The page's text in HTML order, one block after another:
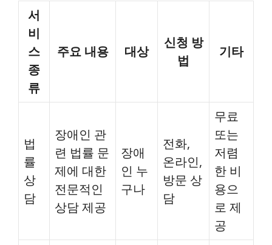
서
비
스
종
류
주요 내용 대상
신청 방
법
기타
법
률
상
담
장애인 관
련 법률 문
제에 대한
전문적인
상담 제공
장애
인 누
구나
전화,
온라인,
방문 상
담
무료
또는
저렴
한 비
용으
로 제
공